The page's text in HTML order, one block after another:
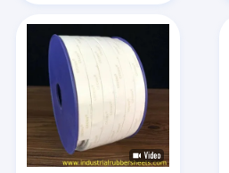
แผ่นยางอุตสาหกรรม
แผ่นยางซิลิโคน
แผ่นยางทนความร้อนสูง